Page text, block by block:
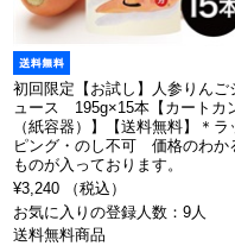
初回限定【お試し】人参りんご
ュース 195g×15本【カートカ
（紙容器）】【送料無料】＊ラ
ピング・のし不可 価格のわか
ものが入っております。
¥3,240 （税込）
お気に入りの登録人数：9人
送料無料商品